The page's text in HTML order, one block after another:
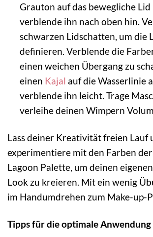
Grauton auf das bewegliche Lid
verblende ihn nach oben hin.
schwarzen Lidschatten, um die
definieren. Verblende die
einen weichen Übergang zu
einen Kajal auf die Wasserlinie
verblende ihn leicht. Trage
verleihe deinen Wimpern
Lass deiner Kreativität freien Lauf
experimentiere mit den Farben
Lagoon Palette, um deinen
Look zu kreieren. Mit ein wenig
im Handumdrehen zum Make-up-
Tipps für die optimale Anwendung